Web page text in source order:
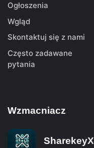
Ogłoszenia
Wgląd
Skontaktuj się z nami
Często zadawane
pytania
Wzmacniacz
SharekeyX